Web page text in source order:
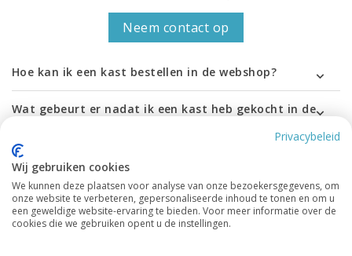
Neem contact op
Hoe kan ik een kast bestellen in de webshop?
Wat gebeurt er nadat ik een kast heb gekocht in de
webshop?
Wat moet ik invullen op de afrekenpagina?
Welke betaalopties zijn beschikbaar bij het afrekenen?
Komen er extra kosten bij als de kast naar een etage
Privacybeleid
Wij gebruiken cookies
We kunnen deze plaatsen voor analyse van onze bezoekersgegevens, om
onze website te verbeteren, gepersonaliseerde inhoud te tonen en om u
een geweldige website-ervaring te bieden. Voor meer informatie over de
cookies die we gebruiken opent u de instellingen.